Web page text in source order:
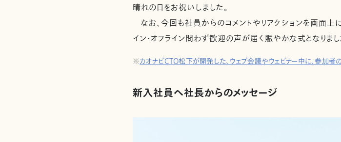
晴れの日をお祝いしました。
なお、今回も社員からのコメントやリアクションを画面
イン・オフライン問わず歓迎の声が届く賑やかな式となりまし
※カオナビCTO松下が開発した、ウェブ会議やウェビナー中に、参加
新入社員へ社長からのメッセージ